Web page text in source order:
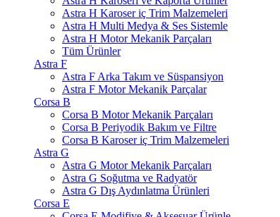
Astra H Karoser iç Trim Malzemeleri
Astra H Multi Medya & Ses Sistemle
Astra H Motor Mekanik Parçaları
Tüm Ürünler
Astra F
Astra F Arka Takım ve Süspansiyon
Astra F Motor Mekanik Parçalar
Corsa B
Corsa B Motor Mekanik Parçaları
Corsa B Periyodik Bakım ve Filtre
Corsa B Karoser iç Trim Malzemeleri
Astra G
Astra G Motor Mekanik Parçaları
Astra G Soğutma ve Radyatör
Astra G Dış Aydınlatma Ürünleri
Corsa E